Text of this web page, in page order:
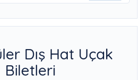
Dış Hat Uçak
Biletleri